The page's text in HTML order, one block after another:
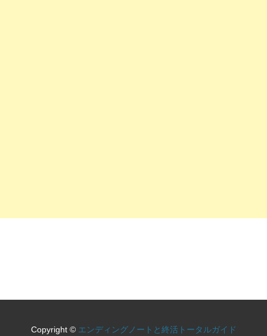
Copyright © エンディングノートと終活トータルガイド